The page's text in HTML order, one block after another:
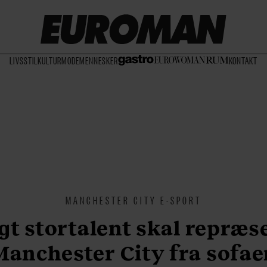
LIVSSTIL KULTURMODEMENNESKER KONTAKT
MANCHESTER CITY E-SPORT
stortalent skal
City fra